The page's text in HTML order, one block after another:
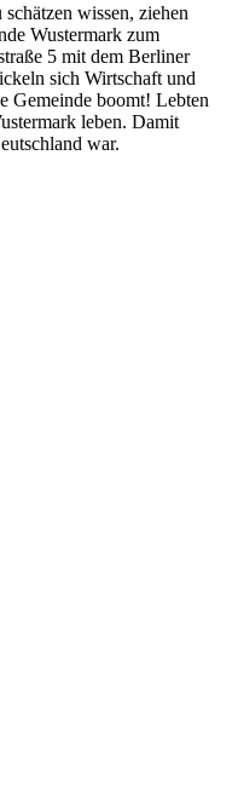
wissen, ziehen
Wustermark zum
5 mit dem Berliner
sich Wirtschaft und
Gemeinde boomt! Lebten
leben. Damit
war.